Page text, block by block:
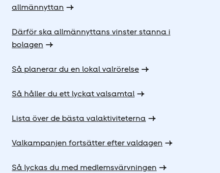
allmännyttan
Därför ska allmännyttans vinster stanna i
bolagen
Så planerar du en lokal valrörelse
Så håller du ett lyckat valsamtal
Lista över de bästa valaktiviteterna
Valkampanjen fortsätter efter valdagen
Så lyckas du med medlemsvärvningen